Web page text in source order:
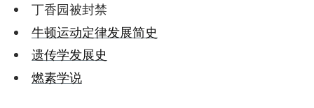
丁香园被封禁
牛顿运动定律发展简史
遗传学发展史
燃素学说